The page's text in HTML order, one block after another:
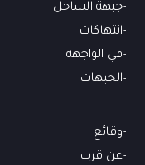
جبهة الساحل
انتهاكات
في الواجهة
الجبهات
وقائع
عن قرب